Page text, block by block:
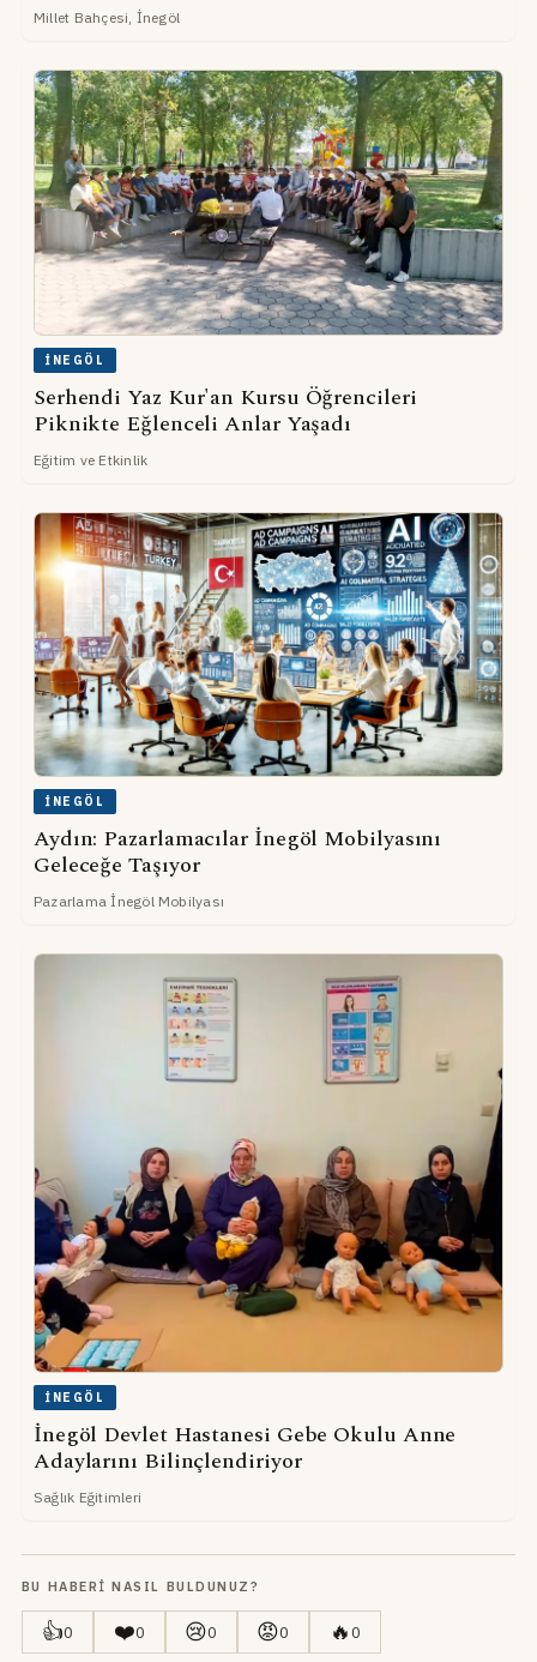
Millet Bahçesi, İnegöl
İNEGÖL
Serhendi Yaz Kur'an Kursu Öğrencileri
Piknikte Eğlenceli Anlar Yaşadı
Eğitim ve Etkinlik
İNEGÖL
Aydın: Pazarlamacılar İnegöl Mobilyasını
Geleceğe Taşıyor
Pazarlama İnegöl Mobilyası
İNEGÖL
İnegöl Devlet Hastanesi Gebe Okulu Anne
Adaylarını Bilinçlendiriyor
Sağlık Eğitimleri
BU HABERI NASIL BULDUNUZ?
👍0 ❤️0 😢0 😡0 🔥0